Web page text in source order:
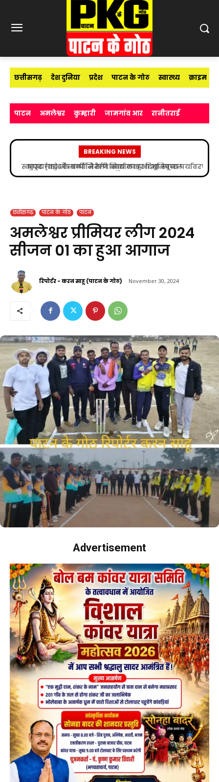
छत्तीसगढ़ देश दुनिया प्रदेश पाटन के गोठ स्वास्थ्य क्राइम
पाटन अमलेश्वर कुम्हारी जामगांव आर रानीतराई
BREAKING NEWS
स्काउट गाइड के बच्चों ने रैली निकालकर दिया स्वच्छ पर्यावरण
का संदेश
छत्तीसगढ़ पाटन के गोठ पाटन
अमलेश्वर प्रीमियर लीग 2024
सीजन 01 का हुआ आगाज
रिपोर्टर - करन साहू (पाटन के गोठ) November 30, 2024
Advertisement